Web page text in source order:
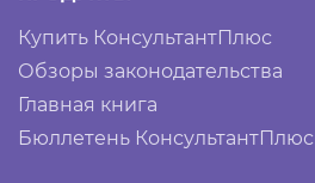
Купить КонсультантПлюс
Обзоры законодательства
Главная книга
Бюллетень КонсультантПлюс